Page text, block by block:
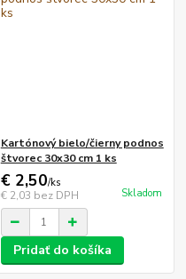
Kartónový bielo/čierny podnos
štvorec 30x30 cm 1 ks
€ 2,50/ks
€ 2,03 bez DPH Skladom
Pridať do košíka